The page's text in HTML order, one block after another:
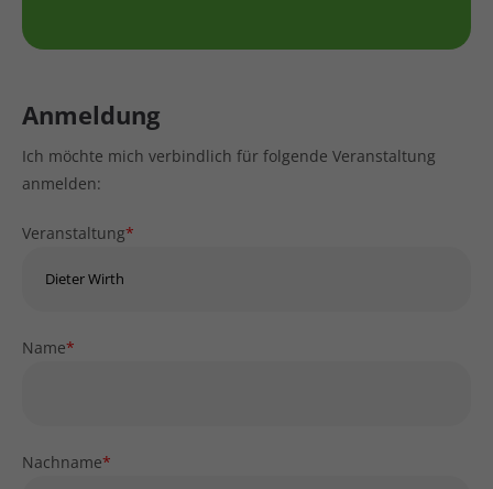
Anmeldung
Ich möchte mich verbindlich für folgende Veranstaltung
anmelden:
Veranstaltung*
Name*
Nachname*